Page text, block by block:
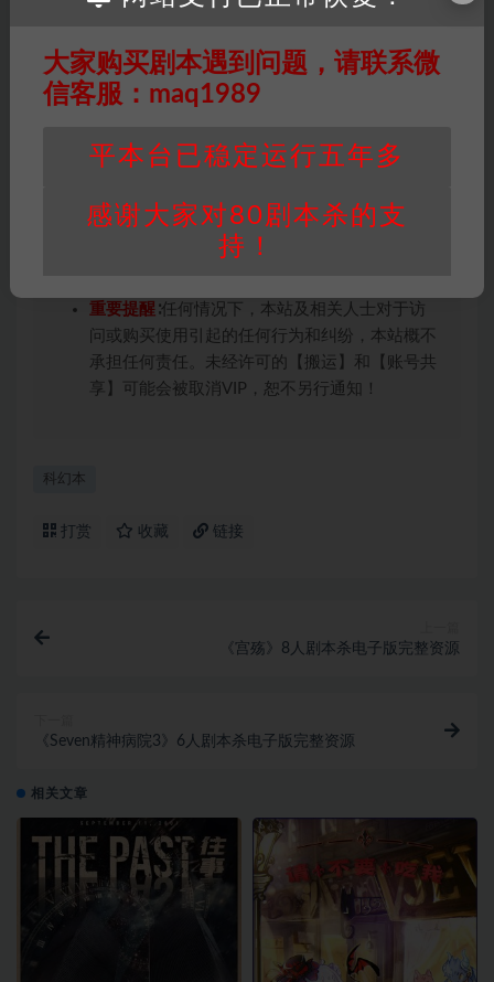
版权归属：本站提供的任何剧本杀资源内容的版
权均属于机关版权或权利人。如有侵权，请发邮
448271243@qq.com，如若情况属实，我们将
会在三天内下架相关剧本攻略。
积分说明 ∶剧本杀下载所需积分非剧本杀资源自
身价值，本站积分为本站收取的赞助费，用于本
站整理资料的时间成本及网站运营所需支出费
重要提醒 ∶任何情况下，本站及相关人士对于访
问或购买使用引起的任何行为和纠纷，本站概不
承担任何责任。未经许可的【搬运】和【账号共
享】可能会被取消VIP，恕不另行通知！
科幻本
打赏 收藏 链接
《宫殇》8人剧本杀电子版完整资源
《Seven精神病院3》6人剧本杀电子版完整资源
相关文章
大家购买剧本遇到问题，请联系微
信客服：maq1989
平本台已稳定运行五年多
感谢大家对80剧本杀的支
持！